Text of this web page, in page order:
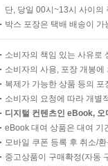
단, 당일 00시~13시 사이의
박스 포장은 택배 배송이
소비자의 책임 있는 사유로
소비자의 사용, 포장 개봉
복제가 가능한 상품 등의
소비자의 요청에 따라 개별
디지털 컨텐츠인 eBook,
eBook 대여 상품은 대여 기
모바일 쿠폰 등록 후 취소/
중고상품이 구매확정(자동